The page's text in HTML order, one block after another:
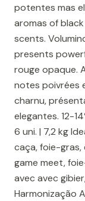
potentes mas
aromas of
scents.
presents
rouge opaque.
notes poivrées
charnu,
elegantes. 12-
6 uni. | 7,2 kg
caça, foie-gras,
game meet,
avec avec
Harmonização